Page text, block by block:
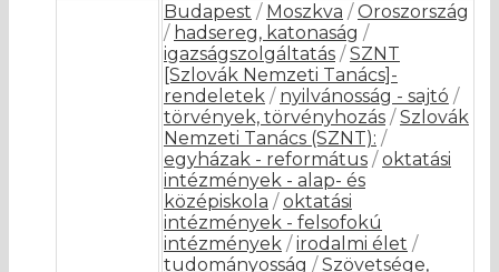
Budapest / Moszkva / Oroszország
/ hadsereg, katonaság /
igazságszolgáltatás / SZNT
[Szlovák Nemzeti Tanács]-
rendeletek / nyilvánosság - sajtó /
törvények, törvényhozás / Szlovák
Nemzeti Tanács (SZNT): /
egyházak - református / oktatási
intézmények - alap- és
középiskola / oktatási
intézmények - felsofokú
intézmények / irodalmi élet /
tudományosság / Szövetsége,